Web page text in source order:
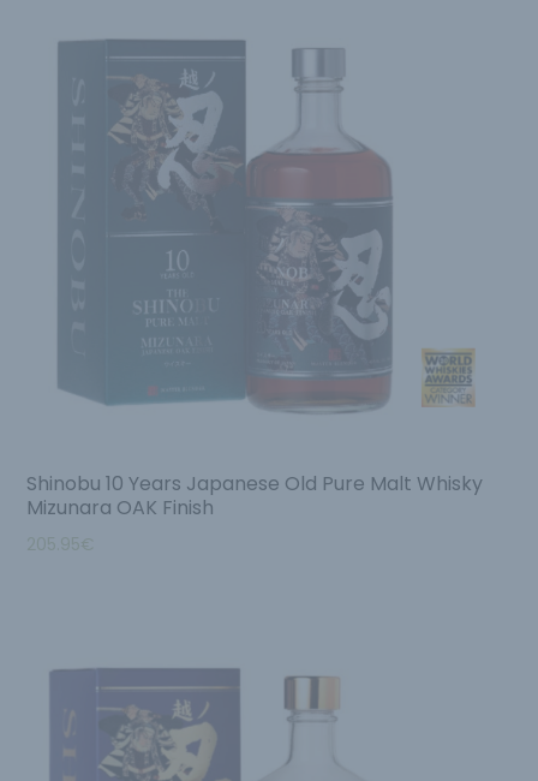
Shinobu 10 Years Japanese Old Pure Malt Whisky
Mizunara OAK Finish
205.95€